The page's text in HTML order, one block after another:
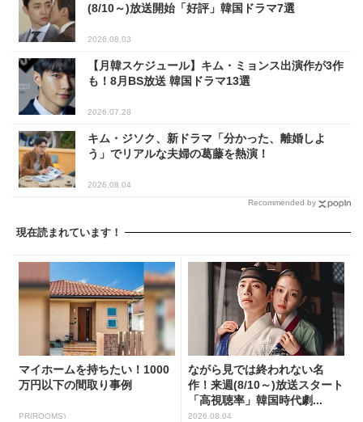
(8/10～)放送開始「好評」韓国ドラマ7選
2026.08.03
【月韓スケジュール】キム・ミョンス出演作が3作
も！8月BS放送 韓国ドラマ13選
2026.07.28
キム・ジソク、新ドラマ「分かった、離婚しよ
う」でリアルな夫婦の葛藤を熱演！
2026.08.04
Recommended by
現在読まれています！
マイホームを持ちたい！1000
万円以下の間取り事例
PR(ROOMS)
ながら見では終われない名
作！来週(8/10～)放送スタート
「高視聴率」韓国時代劇...
2026.08.04